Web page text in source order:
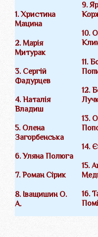
1. Христина
Мацина
2. Марія
Митурак
3. Сергій
Фадурцев
4. Наталія
Владиш
5. Олена
Загорбенська
6. Уляна Полюга
7. Роман Сірик
8. Іващишин О.
А.
9. Ярослав
10. Олександра
11. Богдан
12. Богдан
13. Олексій
15. Анна-Марія
16. Тарас